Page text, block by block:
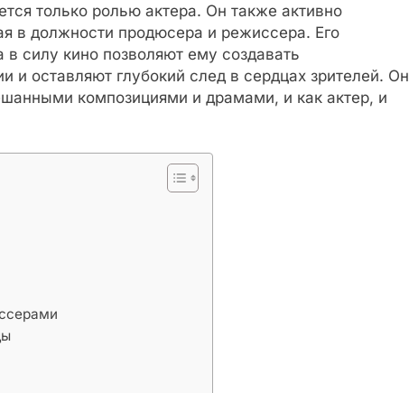
только ролью актера. Он также активно
в должности продюсера и режиссера. Его
в силу кино позволяют ему создавать
и оставляют глубокий след в сердцах зрителей. Он
композициями и драмами, и как актер, и